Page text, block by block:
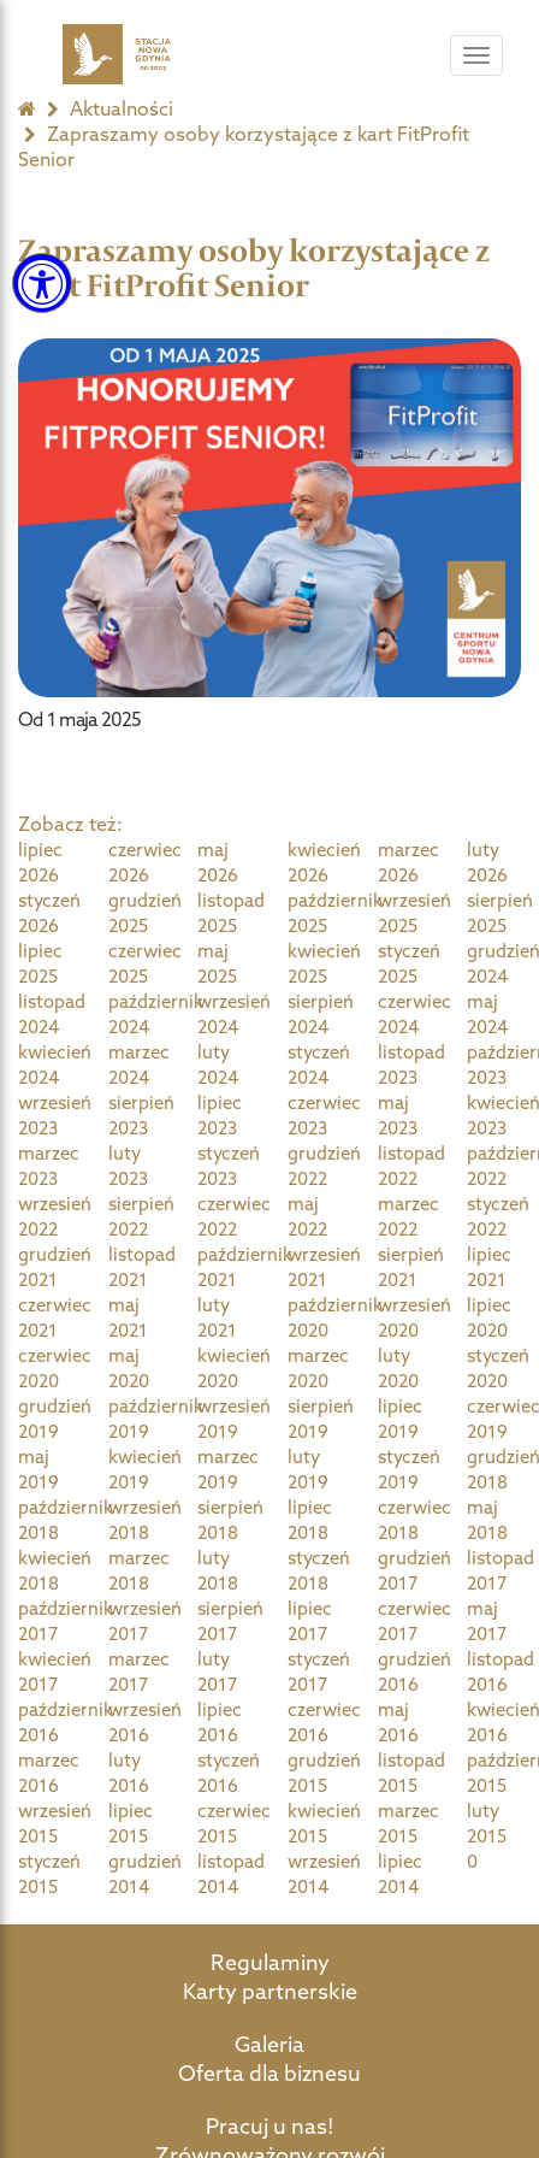
Toggle
Aktualności
Zapraszamy osoby korzystające z kart FitProfit
Senior
Zapraszamy osoby korzystające z
kart FitProfit Senior
Od 1 maja 2025
Zobacz też:
lipiec
2026
czerwiec
2026
maj
2026
kwiecień
2026
marzec
2026
luty
2026
styczeń
2026
grudzień
2025
listopad
2025
październik
2025
wrzesień
2025
sierpień
2025
lipiec
2025
czerwiec
2025
maj
2025
kwiecień
2025
styczeń
2025
2024
listopad
2024
październik
2024
wrzesień
2024
sierpień
2024
czerwiec
2024
maj
2024
kwiecień
2024
marzec
2024
luty
2024
styczeń
2024
listopad
2023
2023
wrzesień
2023
sierpień
2023
lipiec
2023
czerwiec
2023
maj
2023
2023
marzec
2023
luty
2023
styczeń
2023
grudzień
2022
listopad
2022
2022
wrzesień
2022
sierpień
2022
czerwiec
2022
maj
2022
marzec
2022
styczeń
2022
grudzień
2021
listopad
2021
październik
2021
wrzesień
2021
sierpień
2021
lipiec
2021
czerwiec
2021
maj
2021
luty
2021
październik
2020
wrzesień
2020
lipiec
2020
czerwiec
2020
maj
2020
kwiecień
2020
marzec
2020
luty
2020
styczeń
2020
grudzień
2019
październik
2019
wrzesień
2019
sierpień
2019
lipiec
2019
2019
maj
2019
kwiecień
2019
marzec
2019
luty
2019
styczeń
2019
2018
październik
2018
wrzesień
2018
sierpień
2018
lipiec
2018
czerwiec
2018
maj
2018
kwiecień
2018
marzec
2018
luty
2018
styczeń
2018
grudzień
2017
listopad
2017
październik
2017
wrzesień
2017
sierpień
2017
lipiec
2017
czerwiec
2017
maj
2017
kwiecień
2017
marzec
2017
luty
2017
styczeń
2017
grudzień
2016
listopad
2016
październik
2016
wrzesień
2016
lipiec
2016
czerwiec
2016
maj
2016
2016
marzec
2016
luty
2016
styczeń
2016
grudzień
2015
listopad
2015
2015
wrzesień
2015
lipiec
2015
czerwiec
2015
kwiecień
2015
marzec
2015
luty
2015
styczeń
2015
grudzień
2014
listopad
2014
wrzesień
2014
lipiec
2014
0
Regulaminy
Karty partnerskie
Galeria
Oferta dla biznesu
Pracuj u nas!